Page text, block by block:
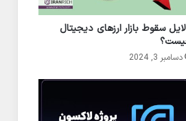
سقوط بازار ارزهای دیجیتال
دسامبر 3, 2024